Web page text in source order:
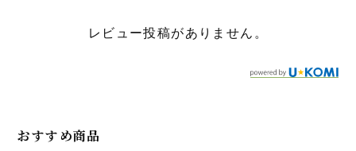
レビュー投稿がありません。
おすすめ商品